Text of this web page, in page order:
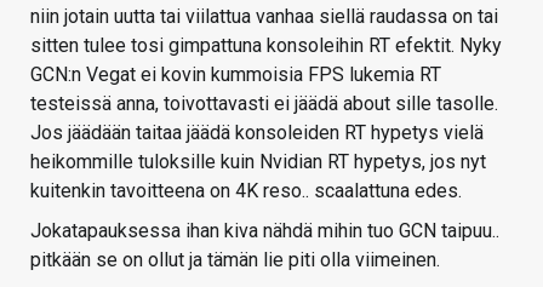
niin jotain uutta tai viilattua vanhaa siellä raudassa on tai
sitten tulee tosi gimpattuna konsoleihin RT efektit. Nyky
GCN:n Vegat ei kovin kummoisia FPS lukemia RT
testeissä anna, toivottavasti ei jäädä about sille tasolle.
Jos jäädään taitaa jäädä konsoleiden RT hypetys vielä
heikommille tuloksille kuin Nvidian RT hypetys, jos nyt
kuitenkin tavoitteena on 4K reso.. scaalattuna edes.
Jokatapauksessa ihan kiva nähdä mihin tuo GCN taipuu..
pitkään se on ollut ja tämän lie piti olla viimeinen.